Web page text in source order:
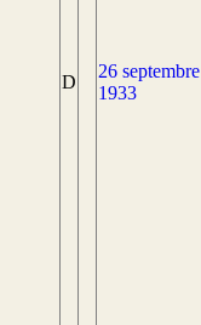
D
26 septembre
1933